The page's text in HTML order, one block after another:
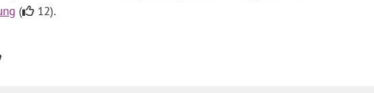
( 12).